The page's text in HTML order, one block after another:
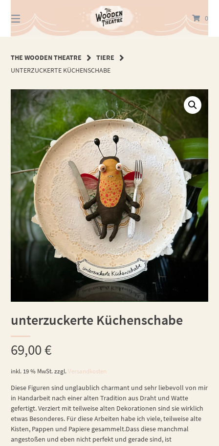
zum
Inhalt
0
THE WOODEN THEATRE
TIERE
UNTERZUCKERTE KÜCHENSCHABE
unterzuckerte Küchenschabe
69,00€
inkl. 19 % MwSt. zzgl.Versandkosten
Diese Figuren sind unglaublich charmant und sehr liebevoll von mir
in Handarbeit nach einer alten Tradition aus Draht und Watte
gefertigt. Verziert mit teilweise alten Dekorationen sind sie wirklich
etwas Besonderes. Für diese Arbeiten habe ich viele, teilweise alte
Kisten, Pappen und Papiere gesammelt.Dass diese manchmal
angestoßen und eben nicht perfekt und gerade sind, ist